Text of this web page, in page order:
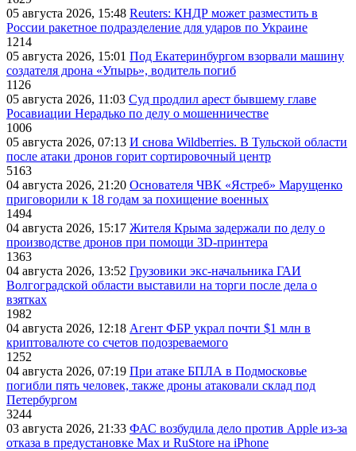
05 августа 2026, 15:48 Reuters: КНДР может разместить в
России ракетное подразделение для ударов по Украине
1214
05 августа 2026, 15:01 Под Екатеринбургом взорвали машину
создателя дрона «Упырь», водитель погиб
1126
05 августа 2026, 11:03 Суд продлил арест бывшему главе
Росавиации Нерадько по делу о мошенничестве
1006
05 августа 2026, 07:13 И снова Wildberries. В Тульской области
после атаки дронов горит сортировочный центр
5163
04 августа 2026, 21:20 Основателя ЧВК «Ястреб» Марущенко
приговорили к 18 годам за похищение военных
1494
04 августа 2026, 15:17 Жителя Крыма задержали по делу о
производстве дронов при помощи 3D‑принтера
1363
04 августа 2026, 13:52 Грузовики экс-начальника ГАИ
Волгоградской области выставили на торги после дела о
взятках
1982
04 августа 2026, 12:18 Агент ФБР украл почти $1 млн в
криптовалюте со счетов подозреваемого
1252
04 августа 2026, 07:19 При атаке БПЛА в Подмосковье
погибли пять человек, также дроны атаковали склад под
Петербургом
3244
03 августа 2026, 21:33 ФАС возбудила дело против Apple из-за
отказа в предустановке Max и RuStore на iPhone